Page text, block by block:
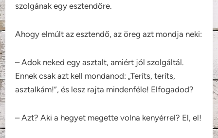
szolgának egy esztendőre.
Ahogy elmúlt az esztendő, az öreg azt mondja neki:
– Adok neked egy asztalt, amiért jól szolgáltál.
Ennek csak azt kell mondanod: „Teríts, teríts,
asztalkám!”, és lesz rajta mindenféle! Elfogadod?
– Azt? Aki a hegyet megette volna kenyérrel? El, el!